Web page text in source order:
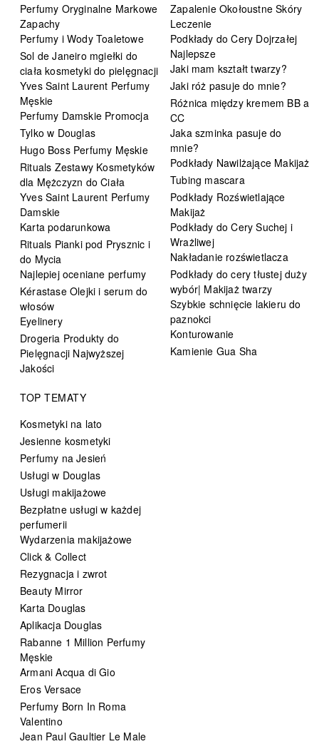
Perfumy Oryginalne Markowe
Zapachy
Perfumy i Wody Toaletowe
Sol de Janeiro mgiełki do
ciała kosmetyki do pielęgnacji
Yves Saint Laurent Perfumy
Męskie
Perfumy Damskie Promocja
Tylko w Douglas
Hugo Boss Perfumy Męskie
Rituals Zestawy Kosmetyków
dla Mężczyzn do Ciała
Yves Saint Laurent Perfumy
Damskie
Karta podarunkowa
Rituals Pianki pod Prysznic i
do Mycia
Najlepiej oceniane perfumy
Kérastase Olejki i serum do
włosów
Eyelinery
Drogeria Produkty do
Pielęgnacji Najwyższej
Jakości
Zapalenie Okołoustne Skóry
Leczenie
Podkłady do Cery Dojrzałej
Najlepsze
Jaki mam kształt twarzy?
Jaki róż pasuje do mnie?
Różnica między kremem BB a
CC
Jaka szminka pasuje do
mnie?
Podkłady Nawilżające Makijaż
Tubing mascara
Podkłady Rozświetlające
Makijaż
Podkłady do Cery Suchej i
Wrażliwej
Nakładanie rozświetlacza
Podkłady do cery tłustej duży
wybór| Makijaż twarzy
Szybkie schnięcie lakieru do
paznokci
Konturowanie
Kamienie Gua Sha
TOP TEMATY
Kosmetyki na lato
Jesienne kosmetyki
Perfumy na Jesień
Usługi w Douglas
Usługi makijażowe
Bezpłatne usługi w każdej
perfumerii
Wydarzenia makijażowe
Click & Collect
Rezygnacja i zwrot
Beauty Mirror
Karta Douglas
Aplikacja Douglas
Rabanne 1 Million Perfumy
Męskie
Armani Acqua di Gio
Eros Versace
Perfumy Born In Roma
Valentino
Jean Paul Gaultier Le Male